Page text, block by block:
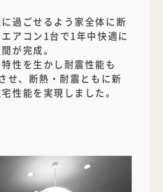
過ごせるよう家全体に断
アコン1台で1年中快適に
が完成。
性を生かし耐震性能も
せ、断熱・耐震ともに新
性能を実現しました。